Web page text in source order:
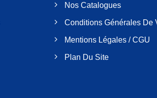
Nos Catalogues
Conditions Générales De
Mentions Légales / CGU
Plan Du Site